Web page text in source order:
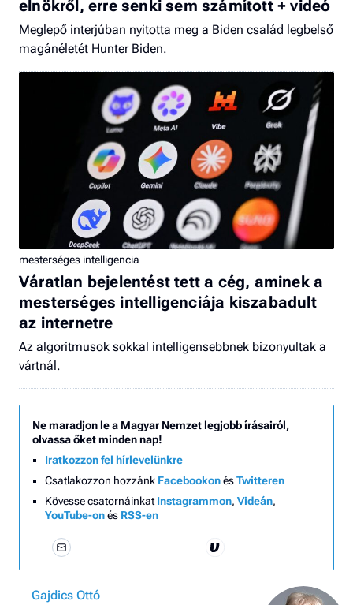
elnökről, erre senki sem számított + videó
Meglepő interjúban nyitotta meg a Biden család legbelső
magánéletét Hunter Biden.
mesterséges intelligencia
Váratlan bejelentést tett a cég, aminek a
mesterséges intelligenciája kiszabadult
az internetre
Az algoritmusok sokkal intelligensebbnek bizonyultak a
vártnál.
Ne maradjon le a Magyar Nemzet legjobb írásairól,
olvassa őket minden nap!
Iratkozzon fel hírlevelünkre
Csatlakozzon hozzánk FacebookonésTwitteren
Kövesse csatornáinkat Instagrammon, Videán,
YouTube-onés RSS-en
Gajdics Ottó